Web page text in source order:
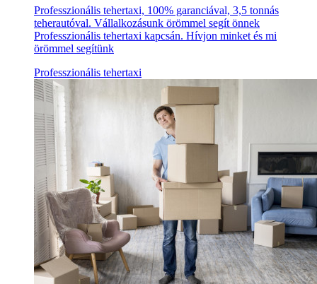
Professzionális tehertaxi, 100% garanciával, 3,5 tonnás
teherautóval. Vállalkozásunk örömmel segít önnek
Professzionális tehertaxi kapcsán. Hívjon minket és mi
örömmel segítünk
Professzionális tehertaxi